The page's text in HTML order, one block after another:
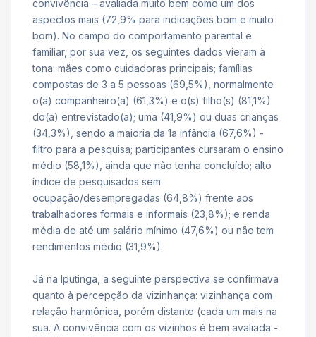
convivência – avaliada muito bem como um dos
aspectos mais (72,9% para indicações bom e muito
bom). No campo do comportamento parental e
familiar, por sua vez, os seguintes dados vieram à
tona: mães como cuidadoras principais; famílias
compostas de 3 a 5 pessoas (69,5%), normalmente
o(a) companheiro(a) (61,3%) e o(s) filho(s) (81,1%)
do(a) entrevistado(a); uma (41,9%) ou duas crianças
(34,3%), sendo a maioria da 1a infância (67,6%) -
filtro para a pesquisa; participantes cursaram o ensino
médio (58,1%), ainda que não tenha concluído; alto
índice de pesquisados sem
ocupação/desempregadas (64,8%) frente aos
trabalhadores formais e informais (23,8%); e renda
média de até um salário mínimo (47,6%) ou não tem
rendimentos médio (31,9%).
Já na Iputinga, a seguinte perspectiva se confirmava
quanto à percepção da vizinhança: vizinhança com
relação harmônica, porém distante (cada um mais na
sua. A convivência com os vizinhos é bem avaliada -